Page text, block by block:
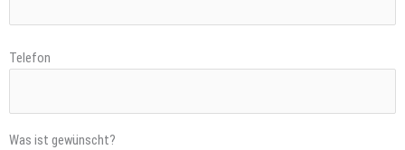
Telefon
Was ist gewünscht?